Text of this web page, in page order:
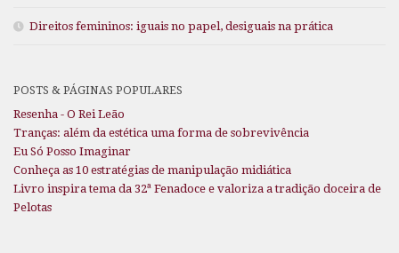
Direitos femininos: iguais no papel, desiguais na prática
POSTS & PÁGINAS POPULARES
Resenha - O Rei Leão
Tranças: além da estética uma forma de sobrevivência
Eu Só Posso Imaginar
Conheça as 10 estratégias de manipulação midiática
Livro inspira tema da 32ª Fenadoce e valoriza a tradição doceira de
Pelotas